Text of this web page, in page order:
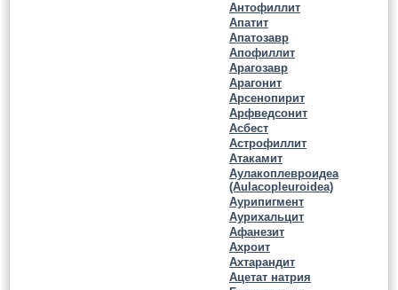
Антофиллит
Апатит
Апатозавр
Апофиллит
Арагозавр
Арагонит
Арсенопирит
Арфведсонит
Асбест
Астрофиллит
Атакамит
Аулакоплевроидеа
(Aulacopleuroidea)
Аурипигмент
Аурихальцит
Афанезит
Ахроит
Ахтарандит
Ацетат натрия